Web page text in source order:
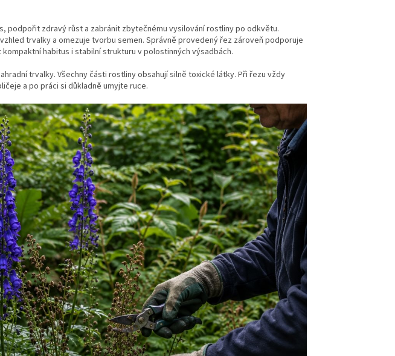
podpořit zdravý růst a zabránit zbytečnému vysilování rostliny po odkvětu.
trvalky a omezuje tvorbu semen. Správně provedený řez zároveň podporuje
habitus i stabilní strukturu v polostinných výsadbách.
trvalky. Všechny části rostliny obsahují silně toxické látky. Při řezu vždy
a po práci si důkladně umyjte ruce.